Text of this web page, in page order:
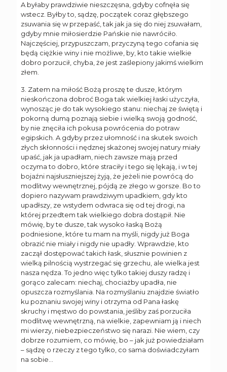
A byłaby prawdziwie nieszczęsna, gdyby cofnęła się
wstecz. Byłby to, sądzę, początek coraz głębszego
zsuwania się w przepaść, tak jak ja się do niej zsuwałam,
gdyby mnie miłosierdzie Pańskie nie nawróciło.
Najczęściej, przypuszczam, przyczyną tego cofania się
będą ciężkie winy i nie możliwe, by, kto takie wielkie
dobro porzucił, chyba, że jest zaślepiony jakimś wielkim
złem.
3. Zatem na miłość Bożą proszę te dusze, którym
nieskończona dobroć Boga tak wielkiej łaski użyczyła,
wynosząc je do tak wysokiego stanu: niechaj ze świętą i
pokorną dumą poznają siebie i wielką swoją godność,
by nie znęciła ich pokusa powrócenia do potraw
egipskich. A gdyby przez ułomność i na skutek swoich
złych skłonności i nędznej skażonej swojej natury miały
upaść, jak ja upadłam, niech zawsze mają przed
oczyma to dobro, które straciły i tego się lękają, i w tej
bojaźni najsłuszniejszej żyją, że jeżeli nie powrócą do
modlitwy wewnętrznej, pójdą ze złego w gorsze. Bo to
dopiero nazywam prawdziwym upadkiem, gdy kto
upadłszy, ze wstydem odwraca się od tej drogi, na
której przedtem tak wielkiego dobra dostąpił. Nie
mówię, by te dusze, tak wysoko łaską Bożą
podniesione, które tu mam na myśli, nigdy już Boga
obrazić nie miały i nigdy nie upadły. Wprawdzie, kto
zaczął dostępować takich łask, słusznie powinien z
wielką pilnością wystrzegać się grzechu, ale wielka jest
nasza nędza. To jedno więc tylko takiej duszy radzę i
gorąco zalecam: niechaj, chociażby upadła, nie
opuszcza rozmyślania. Na rozmyślaniu znajdzie światło
ku poznaniu swojej winy i otrzyma od Pana łaskę
skruchy i męstwo do powstania, jeśliby zaś porzuciła
modlitwę wewnętrzną, na wielkie, zapewniam ją i niech
mi wierzy, niebezpieczeństwo się narazi. Nie wiem, czy
dobrze rozumiem, co mówię, bo – jak już powiedziałam
– sądzę o rzeczy z tego tylko, co sama doświadczyłam
na sobie…